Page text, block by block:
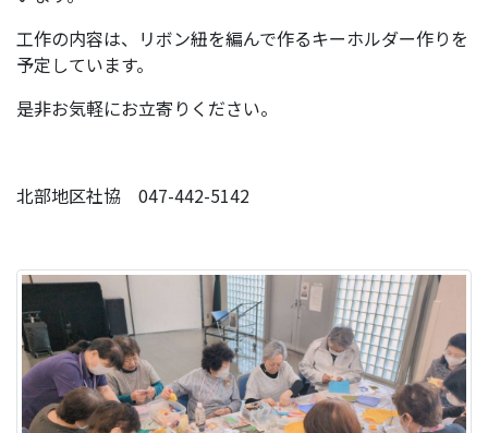
工作の内容は、リボン紐を編んで作るキーホルダー作りを
予定しています。
是非お気軽にお立寄りください。
北部地区社協 047-442-5142